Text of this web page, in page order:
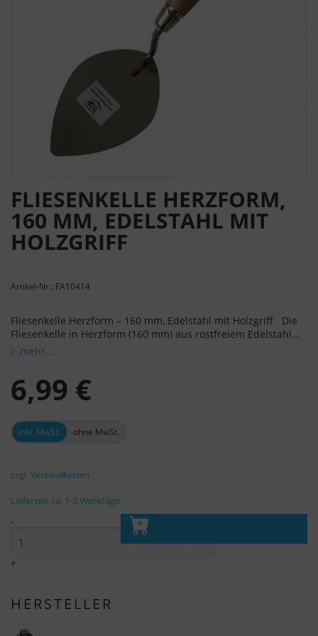
FLIESENKELLE HERZFORM,
160 MM, EDELSTAHL MIT
HOLZGRIFF
Artikel-Nr.: FA10414
Fliesenkelle Herzform – 160 mm, Edelstahl mit Holzgriff Die
Fliesenkelle in Herzform (160 mm) aus rostfreiem Edelstahl...
mehr...
6,99 €
inkl. MwSt. ohne MwSt.
zzgl. Versandkosten
Lieferzeit ca. 1-3 Werktage
-
+
In den Warenkorb
HERSTELLER